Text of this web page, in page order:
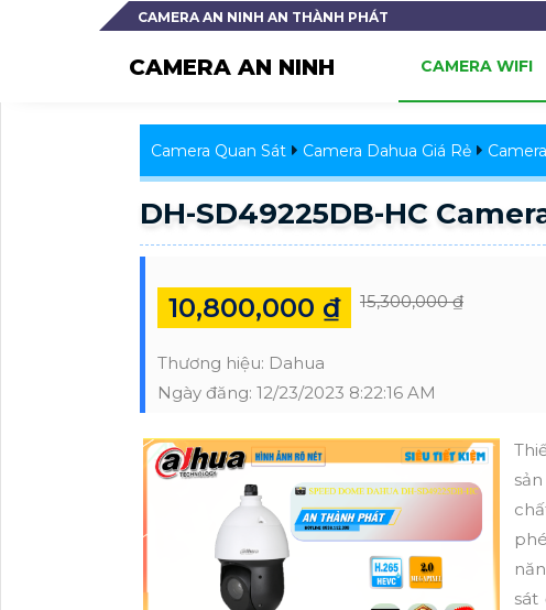
CAMERA AN NINH AN THÀNH PHÁT
CAMERA AN NINH CAMERA WIFI
Camera Quan Sát Camera Dahua Giá Rẻ
DH-SD49225DB-HC
10,800,000 ₫ 15,300,000 ₫
Thương hiệu: Dahua
Ngày đăng: 12/23/2023 8:22:16 AM
sát